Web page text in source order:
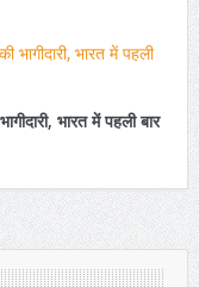
भारत में पहली बार